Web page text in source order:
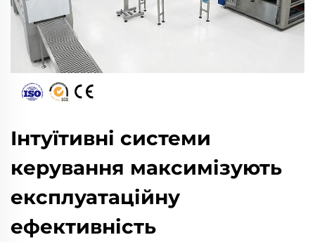
Інтуїтивні системи
керування максимізують
експлуатаційну
ефективність